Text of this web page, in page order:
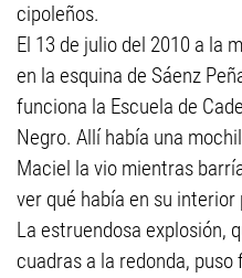
cipoleños.
El 13 de julio del 2010 a la
en la esquina de Sáenz
funciona la Escuela de
Negro. Allí había una
Maciel la vio mientras
ver qué había en su
La estruendosa explosión,
cuadras a la redonda, puso